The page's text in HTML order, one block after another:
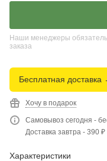
Наши менеджеры
заказа
Бесплатная доставка
Хочу в подарок
Самовывоз сегодня -
Доставка завтра - 390 ₽
Характеристики